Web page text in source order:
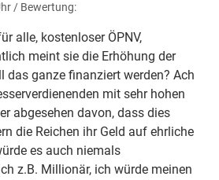
/ Bewertung:
alle, kostenloser ÖPNV,
meint sie die Erhöhung der
das ganze finanziert werden? Ach
mit sehr hohen
abgesehen davon, dass dies
die Reichen ihr Geld auf ehrliche
es auch niemals
z.B. Millionär, ich würde meinen